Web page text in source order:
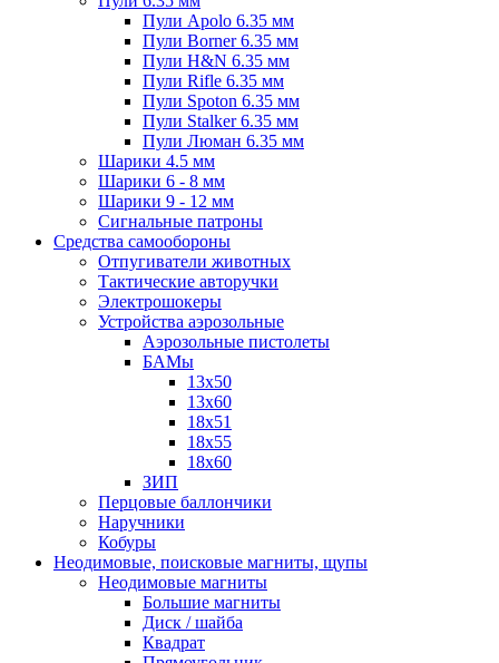
Пули Apolo 6.35 мм
Пули Borner 6.35 мм
Пули H&N 6.35 мм
Пули Rifle 6.35 мм
Пули Spoton 6.35 мм
Пули Stalker 6.35 мм
Пули Люман 6.35 мм
Шарики 4.5 мм
Шарики 6 - 8 мм
Шарики 9 - 12 мм
Сигнальные патроны
Средства самообороны
Отпугиватели животных
Тактические авторучки
Электрошокеры
Устройства аэрозольные
Аэрозольные пистолеты
БАМы
13х50
13х60
18х51
18х55
18х60
ЗИП
Перцовые баллончики
Наручники
Кобуры
Неодимовые, поисковые магниты, щупы
Неодимовые магниты
Большие магниты
Диск / шайба
Квадрат